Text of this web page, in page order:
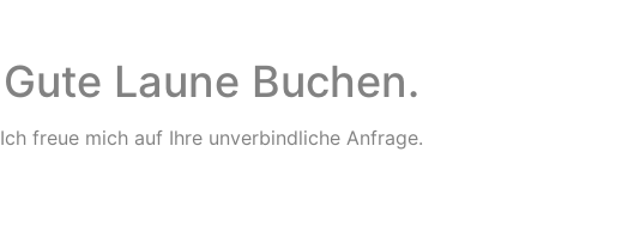
Gute Laune Buchen.
Ich freue mich auf Ihre unverbindliche Anfrage.